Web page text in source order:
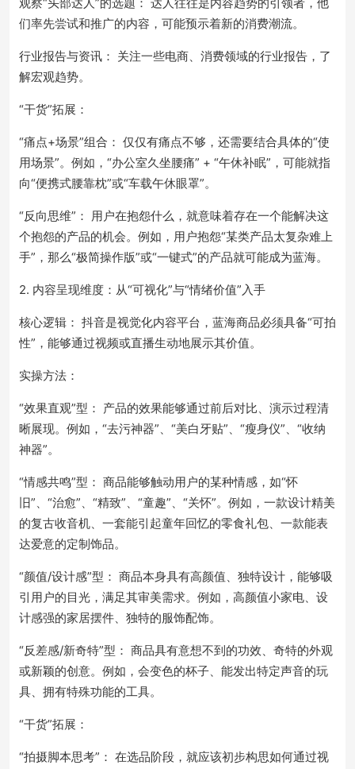
们率先尝试和推广的内容，可能预示着新的消费潮流。
行业报告与资讯： 关注一些电商、消费领域的行业报告，了
解宏观趋势。
“干货”拓展：
“痛点+场景”组合： 仅仅有痛点不够，还需要结合具体的“使
用场景”。例如，“办公室久坐腰痛” + “午休补眠”，可能就指
向“便携式腰靠枕”或“车载午休眼罩”。
“反向思维”： 用户在抱怨什么，就意味着存在一个能解决这
个抱怨的产品的机会。例如，用户抱怨“某类产品太复杂难上
手”，那么“极简操作版”或“一键式”的产品就可能成为蓝海。
2. 内容呈现维度：从“可视化”与“情绪价值”入手
核心逻辑： 抖音是视觉化内容平台，蓝海商品必须具备“可拍
性”，能够通过视频或直播生动地展示其价值。
实操方法：
“效果直观”型： 产品的效果能够通过前后对比、演示过程清
晰展现。例如，“去污神器”、“美白牙贴”、“瘦身仪”、“收纳
神器”。
“情感共鸣”型： 商品能够触动用户的某种情感，如“怀
旧”、“治愈”、“精致”、“童趣”、“关怀”。例如，一款设计精美
的复古收音机、一套能引起童年回忆的零食礼包、一款能表
达爱意的定制饰品。
“颜值/设计感”型： 商品本身具有高颜值、独特设计，能够吸
引用户的目光，满足其审美需求。例如，高颜值小家电、设
计感强的家居摆件、独特的服饰配饰。
“反差感/新奇特”型： 商品具有意想不到的功效、奇特的外观
或新颖的创意。例如，会变色的杯子、能发出特定声音的玩
具、拥有特殊功能的工具。
“干货”拓展：
“拍摄脚本思考”： 在选品阶段，就应该初步构思如何通过视